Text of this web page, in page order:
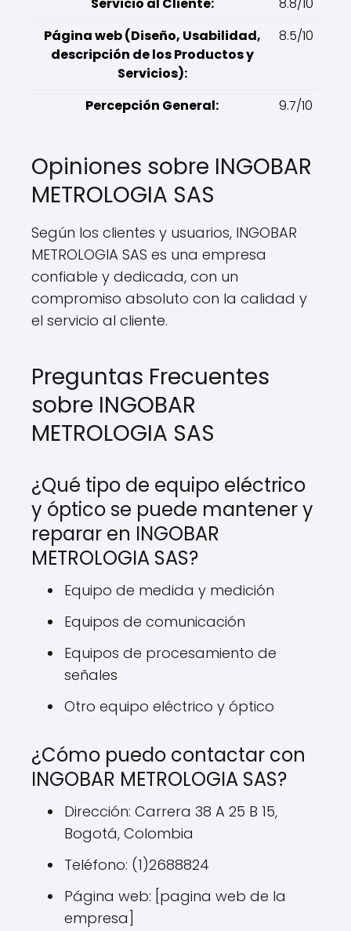
Página web (Diseño, Usabilidad,
descripción de los Productos y
Servicios):
8.5/10
Percepción General: 9.7/10
Opiniones sobre INGOBAR
METROLOGIA SAS
Según los clientes y usuarios, INGOBAR
METROLOGIA SAS es una empresa
confiable y dedicada, con un
compromiso absoluto con la calidad y
el servicio al cliente.
Preguntas Frecuentes
sobre INGOBAR
METROLOGIA SAS
¿Qué tipo de equipo eléctrico
y óptico se puede mantener y
reparar en INGOBAR
METROLOGIA SAS?
Equipo de medida y medición
Equipos de comunicación
Equipos de procesamiento de
señales
Otro equipo eléctrico y óptico
¿Cómo puedo contactar con
INGOBAR METROLOGIA SAS?
Dirección: Carrera 38 A 25 B 15,
Bogotá, Colombia
Teléfono: (1)2688824
Página web: [pagina web de la
empresa]